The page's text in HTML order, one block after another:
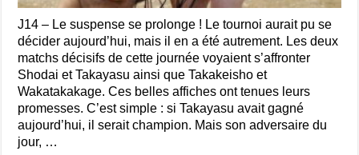
J14 – Le suspense se prolonge ! Le tournoi aurait pu se
décider aujourd’hui, mais il en a été autrement. Les deux
matchs décisifs de cette journée voyaient s’affronter
Shodai et Takayasu ainsi que Takakeisho et
Wakatakakage. Ces belles affiches ont tenues leurs
promesses. C’est simple : si Takayasu avait gagné
aujourd’hui, il serait champion. Mais son adversaire du
jour, …